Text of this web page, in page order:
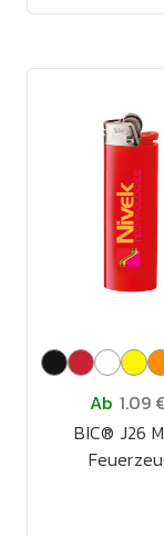
Ab 1.09
BIC® J26